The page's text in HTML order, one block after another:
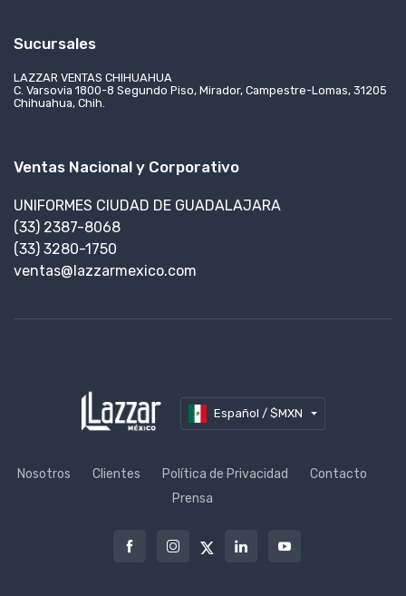
Sucursales
LAZZAR VENTAS CHIHUAHUA
C. Varsovia 1800-8 Segundo Piso, Mirador, Campestre-Lomas, 31205
Chihuahua, Chih.
Ventas Nacional y Corporativo
UNIFORMES CIUDAD DE GUADALAJARA
(33) 2387-8068
(33) 3280-1750
ventas@lazzarmexico.com
Español / $MXN
Nosotros Clientes Política de Privacidad
Contacto
Prensa